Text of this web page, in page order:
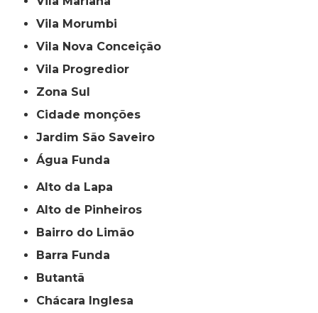
Vila Morumbi
Vila Nova Conceição
Vila Progredior
Zona Sul
cidade monções
jardim São Saveiro
Água Funda
Alto da Lapa
Alto de Pinheiros
Bairro do Limão
Barra Funda
Butantã
Chácara Inglesa